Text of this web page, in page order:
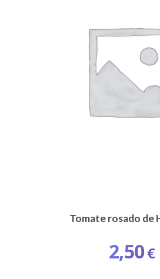
Tomate rosado de
2,50€